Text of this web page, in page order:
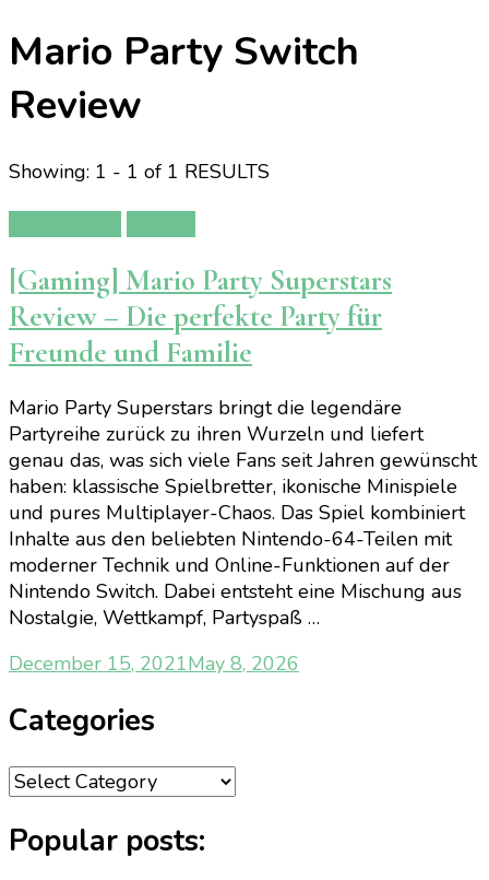
Mario Party Switch
Review
Showing: 1 - 1 of 1 RESULTS
[Gaming] Mario Party Superstars
Review – Die perfekte Party für
Freunde und Familie
Mario Party Superstars bringt die legendäre
Partyreihe zurück zu ihren Wurzeln und liefert
genau das, was sich viele Fans seit Jahren gewünscht
haben: klassische Spielbretter, ikonische Minispiele
und pures Multiplayer-Chaos. Das Spiel kombiniert
Inhalte aus den beliebten Nintendo-64-Teilen mit
moderner Technik und Online-Funktionen auf der
Nintendo Switch. Dabei entsteht eine Mischung aus
Nostalgie, Wettkampf, Partyspaß …
December 15, 2021May 8, 2026
Categories
Categories
Popular posts: